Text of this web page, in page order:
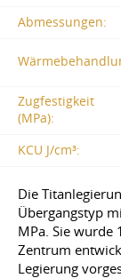
Abmessungen:
Zugfestigkeit
(MPa):
KCU J/cm³:
Die
Übergangstyp
MPa. Sie wurde
Zentrum
Legierung